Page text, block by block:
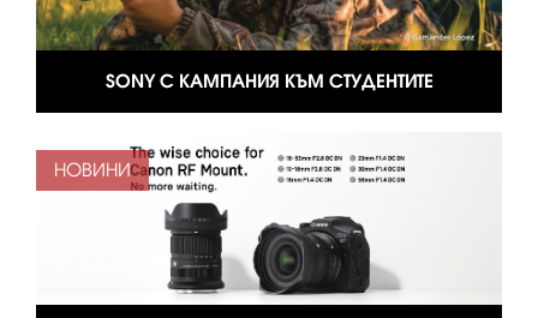
SONY С КАМПАНИЯ КЪМ СТУДЕНТИТЕ
НОВИНИ